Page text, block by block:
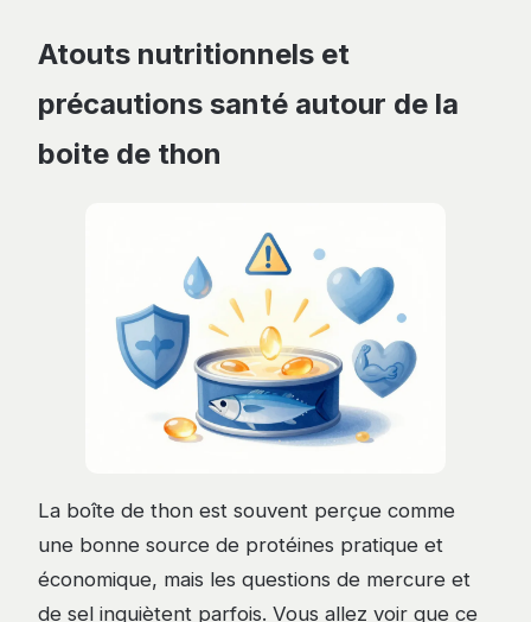
Atouts nutritionnels et
précautions santé autour de la
boite de thon
La boîte de thon est souvent perçue comme
une bonne source de protéines pratique et
économique, mais les questions de mercure et
de sel inquiètent parfois. Vous allez voir que ce